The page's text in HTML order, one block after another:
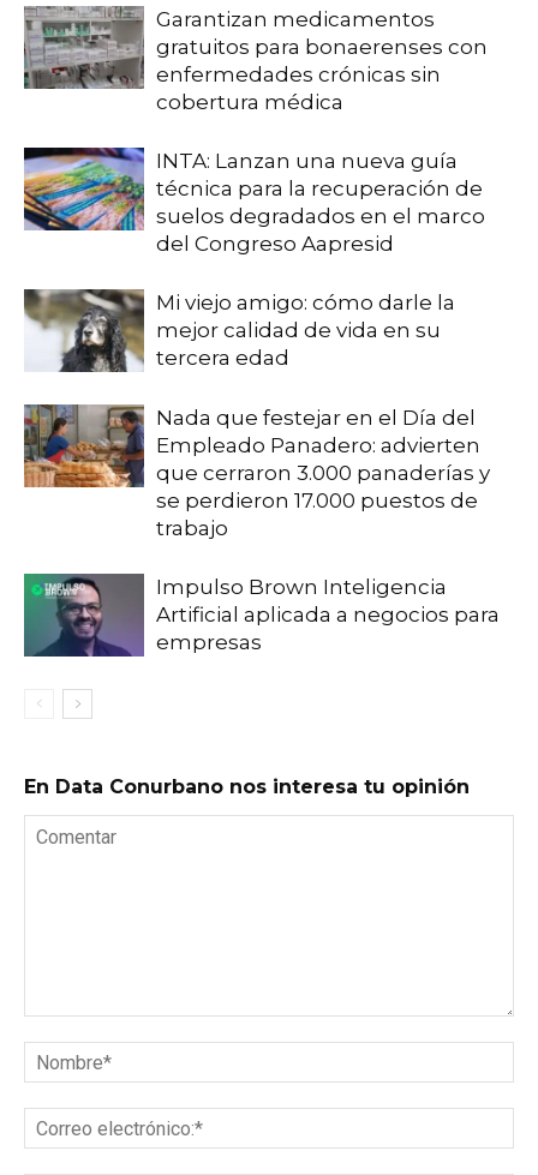
Garantizan medicamentos
gratuitos para bonaerenses con
enfermedades crónicas sin
cobertura médica
INTA: Lanzan una nueva guía
técnica para la recuperación de
suelos degradados en el marco
del Congreso Aapresid
Mi viejo amigo: cómo darle la
mejor calidad de vida en su
tercera edad
Nada que festejar en el Día del
Empleado Panadero: advierten
que cerraron 3.000 panaderías y
se perdieron 17.000 puestos de
trabajo
Impulso Brown Inteligencia
Artificial aplicada a negocios para
empresas
En Data Conurbano nos interesa tu opinión